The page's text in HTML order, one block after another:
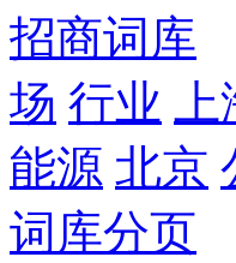
招商词库
场 行业
能源 北京
词库分页